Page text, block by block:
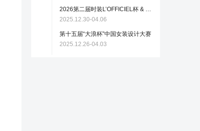
2026第二届时装L’OFFICIEL杯 & 中国轻纺城国际设计大师赛
2025.12.30-04.06
第十五届“大浪杯”中国女装设计大赛
2025.12.26-04.03